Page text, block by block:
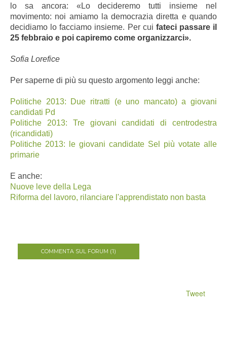
lo sa ancora: «Lo decideremo tutti insieme nel
movimento: noi amiamo la democrazia diretta e quando
decidiamo lo facciamo insieme. Per cui fateci passare il
25 febbraio e poi capiremo come organizzarci».
Sofia Lorefice
Per saperne di più su questo argomento leggi anche:
Politiche 2013: Due ritratti (e uno mancato) a giovani
candidati Pd
Politiche 2013: Tre giovani candidati di centrodestra
(ricandidati)
Politiche 2013: le giovani candidate Sel più votate alle
primarie
E anche:
Nuove leve della Lega
Riforma del lavoro, rilanciare l'apprendistato non basta
COMMENTA SUL FORUM (1)
Tweet